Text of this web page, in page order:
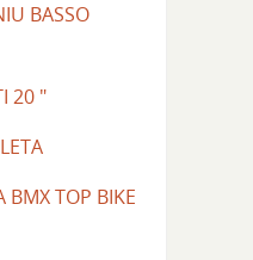
BASSO
20 "
BMX TOP BIKE